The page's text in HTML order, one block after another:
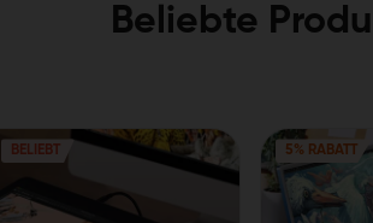
Beliebte
BELIEBT 5% RABATT